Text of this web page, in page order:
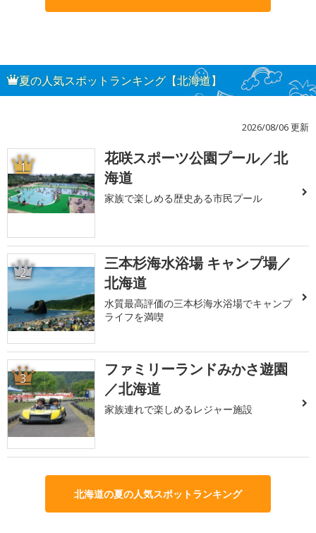
夏の人気スポットランキング【北海道】
2026/08/06 更新
1
花咲スポーツ公園プール／北
海道
家族で楽しめる歴史ある市民プール
2
三本杉海水浴場 キャンプ場／
北海道
水質最高評価の三本杉海水浴場でキャンプ
ライフを満喫
3
ファミリーランドみかさ遊園
／北海道
家族連れで楽しめるレジャー施設
北海道の夏の人気スポットランキング